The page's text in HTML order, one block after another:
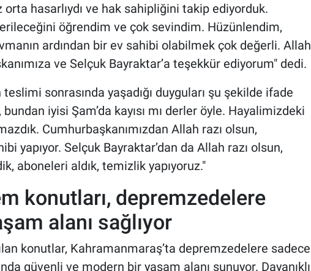
orta hasarlıydı ve hak sahipliğini takip ediyorduk.
öğrendim ve çok sevindim. Hüzünlendim,
ardından bir ev sahibi olabilmek çok değerli. Allah
ve Selçuk Bayraktar’a teşekkür ediyorum" dedi.
sonrasında yaşadığı duyguları şu şekilde ifade
iyisi Şam’da kayısı mı derler öyle. Hayalimizdeki
Cumhurbaşkanımızdan Allah razı olsun,
yapıyor. Selçuk Bayraktar’dan da Allah razı olsun,
aboneleri aldık, temizlik yapıyoruz."
konutları, depremzedelere
alanı sağlıyor
konutlar, Kahramanmaraş’ta depremzedelere sadece
güvenli ve modern bir yaşam alanı sunuyor. Dayanıklı